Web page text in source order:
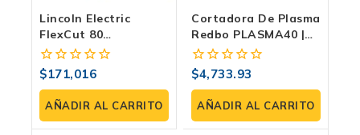
Lincoln Electric
FlexCut 80
Cortadora De Plasma
| 80A CNC Y Manual |
Solda Express
0
fuera
de
5
$171,016
AÑADIR AL CARRITO
Cortadora De Plasma
Redbo PLASMA40 |
Bivoltaje 110/220V
Con Arco Piloto,
2T/4T Y Ciclo 60%
0
fuera
de
5
$4,733.93
AÑADIR AL CARRITO